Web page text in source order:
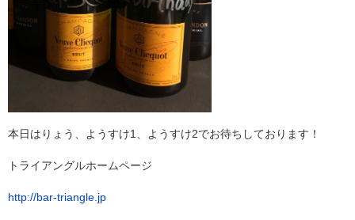
本日はりょう、ようすけ1、ようすけ2でお待ちしております！
トライアングルホームページ
http://bar-triangle.jp